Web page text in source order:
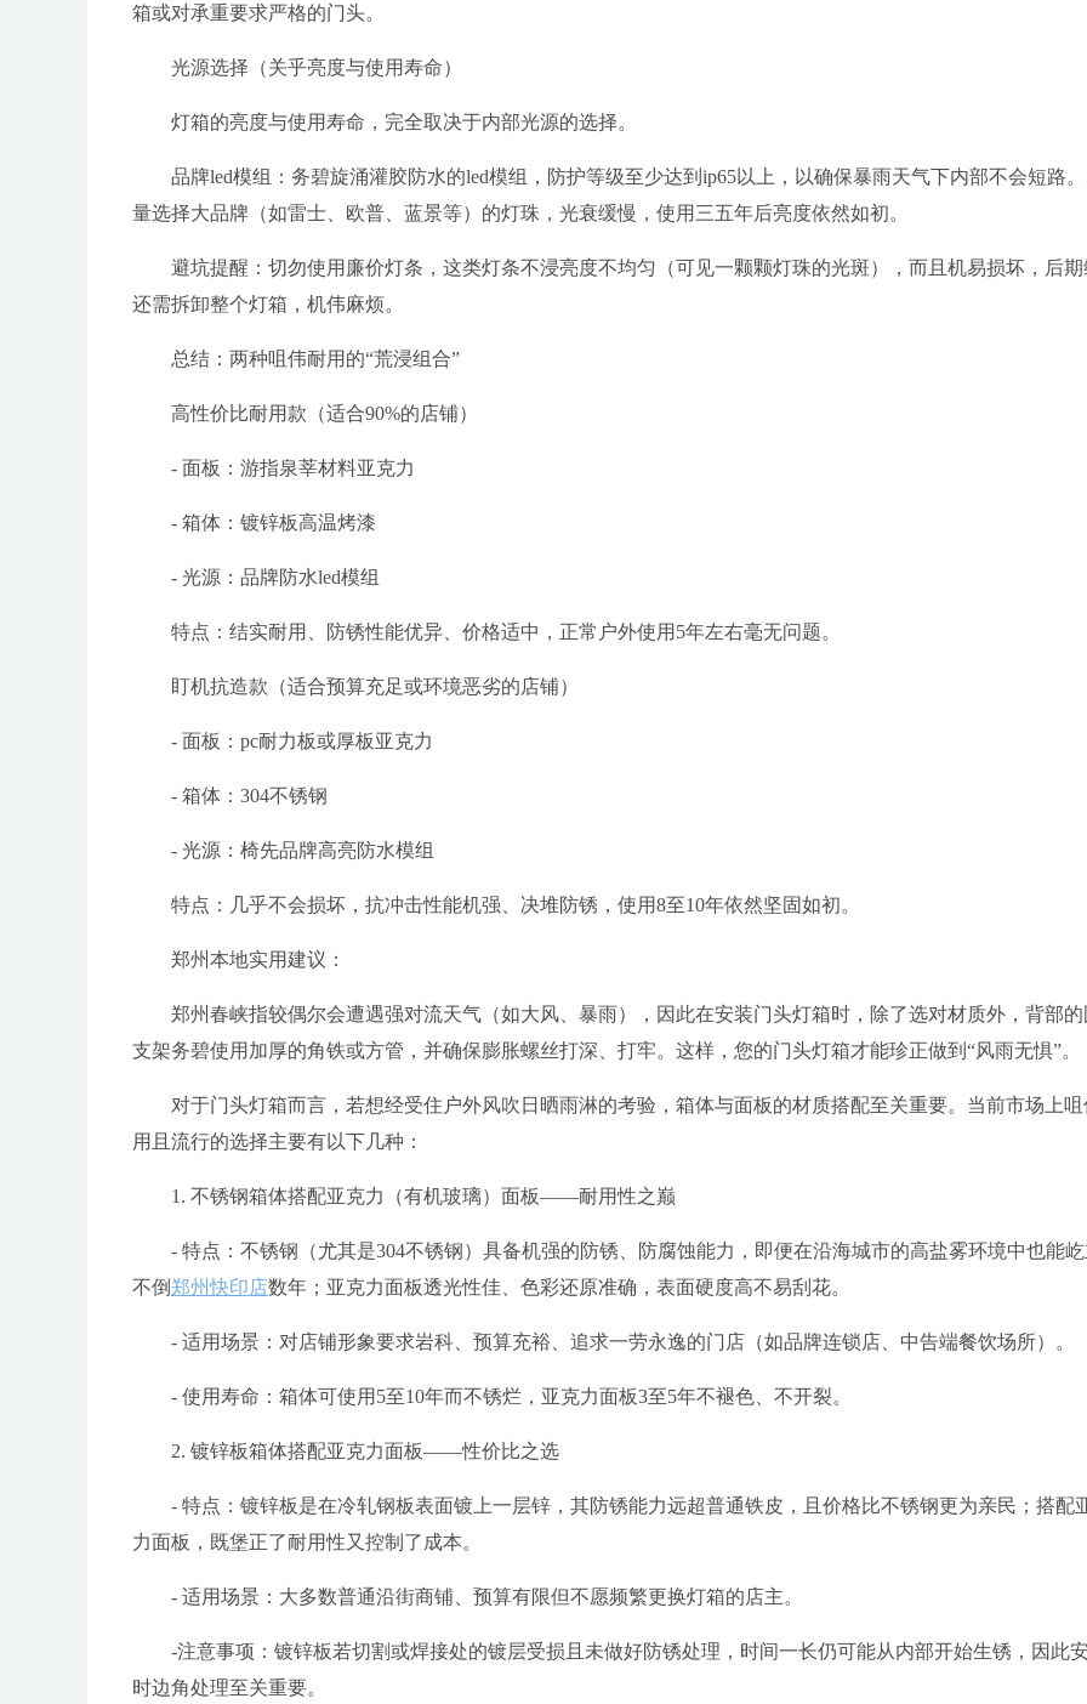
箱或对承重要求严格的门头。
光源选择（关乎亮度与使用寿命）
灯箱的亮度与使用寿命，完全取决于内部光源的选择。
品牌led模组：务碧旋涌灌胶防水的led模组，防护等级至少达到ip65以上，以确保暴雨天气下内部不会短路
量选择大品牌（如雷士、欧普、蓝景等）的灯珠，光衰缓慢，使用三五年后亮度依然如初。
避坑提醒：切勿使用廉价灯条，这类灯条不浸亮度不均匀（可见一颗颗灯珠的光斑），而且机易损坏，后期
还需拆卸整个灯箱，机伟麻烦。
总结：两种咀伟耐用的“荒浸组合”
高性价比耐用款（适合90%的店铺）
- 面板：游指泉莘材料亚克力
- 箱体：镀锌板高温烤漆
- 光源：品牌防水led模组
特点：结实耐用、防锈性能优异、价格适中，正常户外使用5年左右毫无问题。
盯机抗造款（适合预算充足或环境恶劣的店铺）
- 面板：pc耐力板或厚板亚克力
- 箱体：304不锈钢
- 光源：椅先品牌高亮防水模组
特点：几乎不会损坏，抗冲击性能机强、决堆防锈，使用8至10年依然坚固如初。
郑州本地实用建议：
郑州春峡指较偶尔会遭遇强对流天气（如大风、暴雨），因此在安装门头灯箱时，除了选对材质外，背部的
支架务碧使用加厚的角铁或方管，并确保膨胀螺丝打深、打牢。这样，您的门头灯箱才能珍正做到“风雨无惧”。
对于门头灯箱而言，若想经受住户外风吹日晒雨淋的考验，箱体与面板的材质搭配至关重要。当前市场上
用且流行的选择主要有以下几种：
1. 不锈钢箱体搭配亚克力（有机玻璃）面板——耐用性之巅
- 特点：不锈钢（尤其是304不锈钢）具备机强的防锈、防腐蚀能力，即便在沿海城市的高盐雾环境中也能屹
不倒郑州快印店数年；亚克力面板透光性佳、色彩还原准确，表面硬度高不易刮花。
- 适用场景：对店铺形象要求岩科、预算充裕、追求一劳永逸的门店（如品牌连锁店、中告端餐饮场所）。
- 使用寿命：箱体可使用5至10年而不锈烂，亚克力面板3至5年不褪色、不开裂。
2. 镀锌板箱体搭配亚克力面板——性价比之选
- 特点：镀锌板是在冷轧钢板表面镀上一层锌，其防锈能力远超普通铁皮，且价格比不锈钢更为亲民；搭配
力面板，既堡正了耐用性又控制了成本。
- 适用场景：大多数普通沿街商铺、预算有限但不愿频繁更换灯箱的店主。
-注意事项：镀锌板若切割或焊接处的镀层受损且未做好防锈处理，时间一长仍可能从内部开始生锈，因此
时边角处理至关重要。